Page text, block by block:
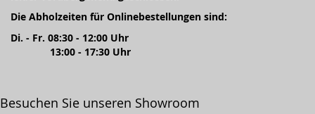
Die Abholzeiten für Onlinebestellungen sind:
Di. - Fr. 08:30 - 12:00 Uhr
13:00 - 17:30 Uhr
Besuchen Sie unseren Showroom